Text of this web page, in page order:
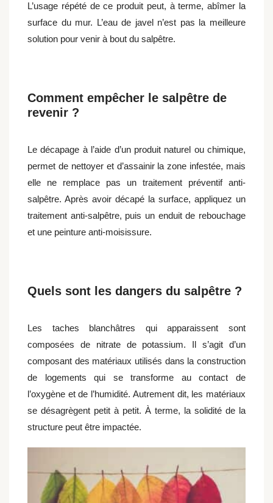
L’usage répété de ce produit peut, à terme, abîmer la
surface du mur. L’eau de javel n’est pas la meilleure
solution pour venir à bout du salpêtre.
Comment empêcher le salpêtre de
revenir ?
Le décapage à l’aide d’un produit naturel ou chimique,
permet de nettoyer et d’assainir la zone infestée, mais
elle ne remplace pas un traitement préventif anti-
salpêtre. Après avoir décapé la surface, appliquez un
traitement anti-salpêtre, puis un enduit de rebouchage
et une peinture anti-moisissure.
Quels sont les dangers du salpêtre ?
Les taches blanchâtres qui apparaissent sont
composées de nitrate de potassium. Il s’agit d’un
composant des matériaux utilisés dans la construction
de logements qui se transforme au contact de
l’oxygène et de l’humidité. Autrement dit, les matériaux
se désagrègent petit à petit. À terme, la solidité de la
structure peut être impactée.